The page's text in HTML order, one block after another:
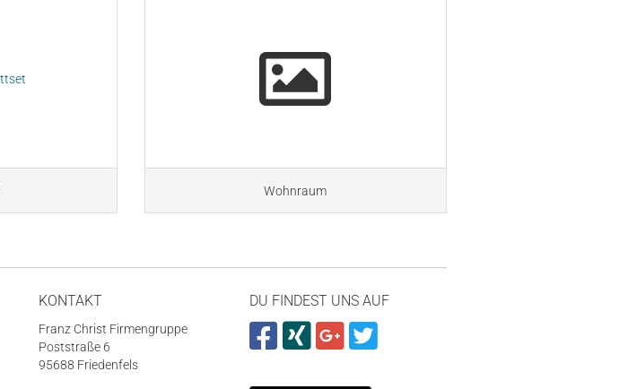
Wohnraum
KONTAKT
Franz Christ Firmengruppe
Poststraße 6
95688 Friedenfels
DU FINDEST UNS AUF